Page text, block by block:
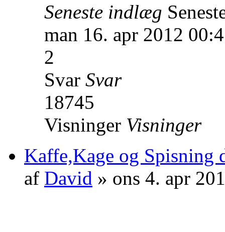
Seneste indlæg
man 16. apr 2012
2
Svar Svar
18745
Visninger Visninger
Kaffe,Kage og Spisning
af David » ons 4. apr